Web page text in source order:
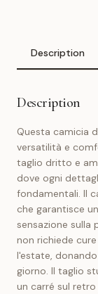
Description
Description
Questa camicia
versatilità e
taglio dritto e
dove ogni
fondamentali. Il
che garantisce
sensazione sulla
non richiede
l'estate,
giorno. Il taglio
un carré sul